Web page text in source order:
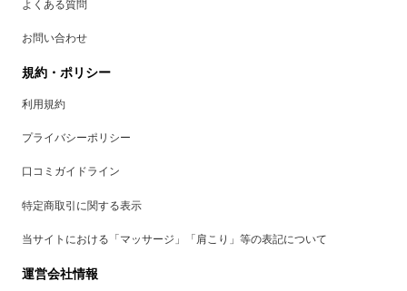
よくある質問
お問い合わせ
規約・ポリシー
利用規約
プライバシーポリシー
口コミガイドライン
特定商取引に関する表示
当サイトにおける「マッサージ」「肩こり」等の表記について
運営会社情報